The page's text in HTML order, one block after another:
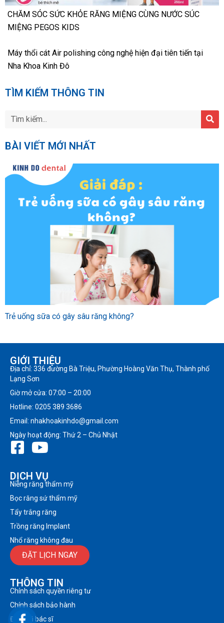
CHĂM SÓC SỨC KHỎE RĂNG MIỆNG CÙNG NƯỚC SÚC
MIỆNG PEGOS KIDS
Máy thổi cát Air polishing công nghệ hiện đại tiên tiến tại
Nha Khoa Kinh Đô
TÌM KIẾM THÔNG TIN
BÀI VIẾT MỚI NHẤT
Trẻ uống sữa có gây sâu răng không?
GIỚI THIỆU
Địa chỉ: 336 đường Bà Triệu, Phường Hoàng Văn Thụ, Thành phố
Lạng Sơn
Giờ mở cửa: 07:00 – 20:00
Hotline: 0205 389 3686
Email: nhakhoakinhdo@gmail.com
Ngày hoạt động: Thứ 2 – Chủ Nhật
DỊCH VỤ
Niềng răng thẩm mỹ
Bọc răng sứ thẩm mỹ
Tẩy trắng răng
Trồng răng Implant
Nhổ răng không đau
ĐẶT LỊCH NGAY
THÔNG TIN
Chính sách quyền riêng tư
Chính sách bảo hành
Đội ngũ bác sĩ